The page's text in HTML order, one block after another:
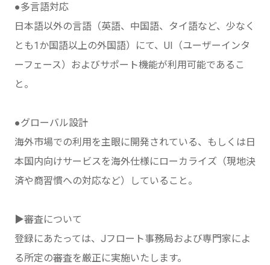
●多言語対応
日本語以外の言語（英語、中国語、タイ語など、少なく
とも1か国語以上の外国語）にて、UI（ユーザーインタ
ーフェース）およびサポート機能が利用可能であるこ
と。
●グローバル設計
海外市場での利用を主眼に開発されている、もしくは日
本国内向けサービスを海外仕様にローカライズ（現地決
済や商習慣への対応など）していること。
▶︎審査について
登録にあたっては、Jフロート事務局および専門家によ
る所定の審査を厳正に実施いたします。